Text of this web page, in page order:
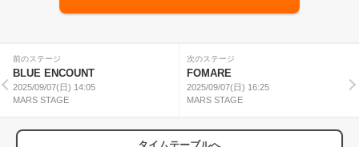
前のステージ
BLUE ENCOUNT
2025/09/07(日) 14:05
MARS STAGE
次のステージ
FOMARE
2025/09/07(日) 16:25
MARS STAGE